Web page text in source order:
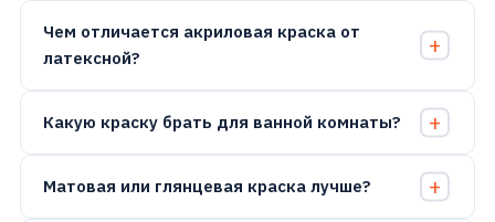
Чем отличается акриловая краска от
латексной?
Какую краску брать для ванной комнаты?
Матовая или глянцевая краска лучше?